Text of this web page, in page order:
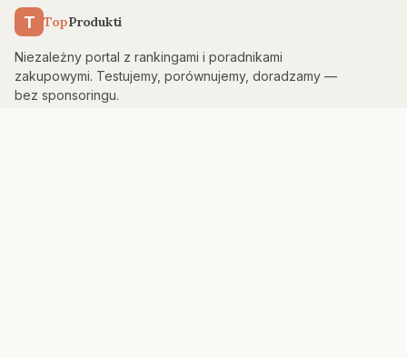
T TopProdukti
Niezależny portal z rankingami i poradnikami
zakupowymi. Testujemy, porównujemy, doradzamy —
bez sponsoringu.